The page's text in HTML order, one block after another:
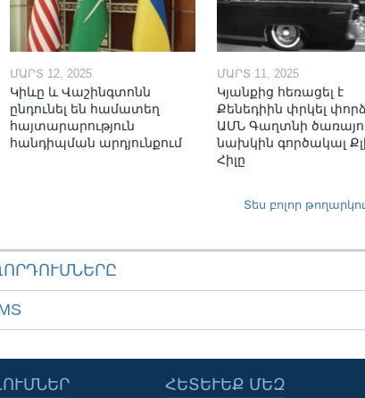
ՄԱՐՏ 12, 2025
Կիևը և Վաշինգտոնն
ընդունել են համատեղ
հայտարարություն
հանդիպման արդյունքում
ՄԱՐՏ 11, 2025
Կյանքից հեռացել է
Քենեդիին փրկել
ԱՄՆ Գաղտնի
նախկին գործակալ
Հիլը
Տես բոլոր
ՀԵՏԵՒԵՔ ՄԵԶ